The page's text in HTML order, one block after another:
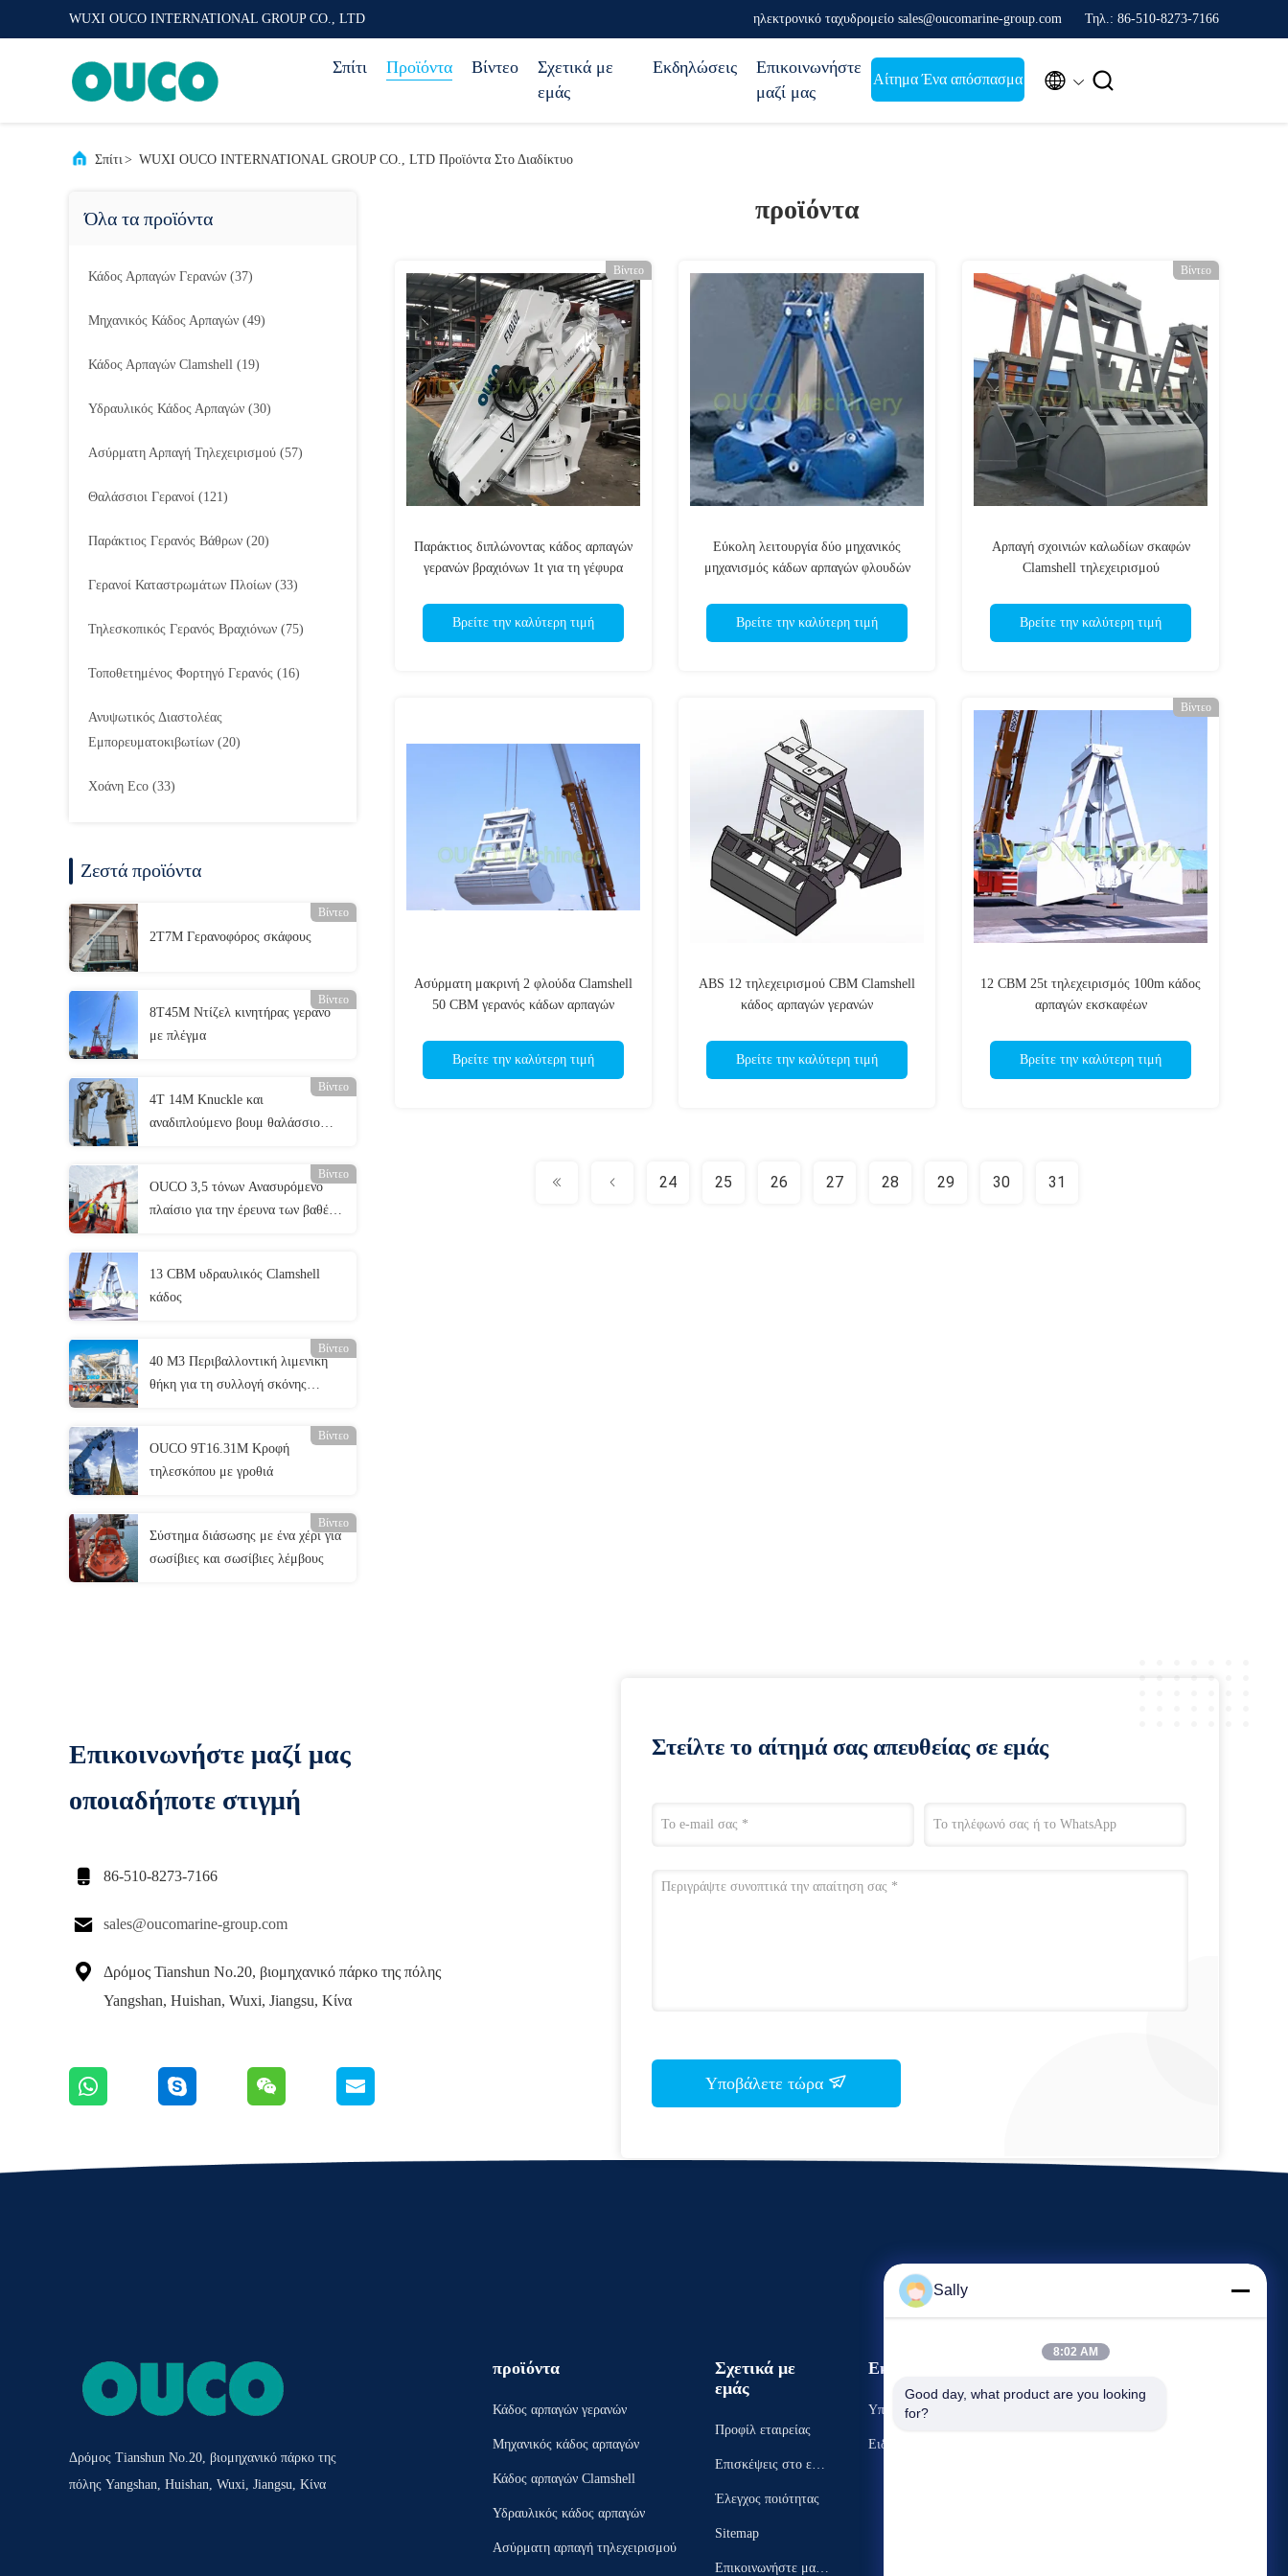
WUXI OUCO INTERNATIONAL GROUP CO., LTD ηλεκτρονικό ταχυδρομείο sales@oucomarine-group.com Τηλ.: 86-510-8273-7166
Σπίτι Προϊόντα Βίντεο
Σχετικά με
εμάς
Εκδηλώσεις
Επικοινωνήστε
μαζί μας
Αίτημα Ένα απόσπασμα  
Σπίτι> WUXI OUCO INTERNATIONAL GROUP CO., LTD Προϊόντα Στο Διαδίκτυο
Όλα τα προϊόντα
Κάδος Αρπαγών Γερανών (37)
Μηχανικός Κάδος Αρπαγών (49)
Κάδος Αρπαγών Clamshell (19)
Υδραυλικός Κάδος Αρπαγών (30)
Ασύρματη Αρπαγή Τηλεχειρισμού (57)
Θαλάσσιοι Γερανοί (121)
Παράκτιος Γερανός Βάθρων (20)
Γερανοί Καταστρωμάτων Πλοίων (33)
Τηλεσκοπικός Γερανός Βραχιόνων (75)
Τοποθετημένος Φορτηγό Γερανός (16)
Ανυψωτικός Διαστολέας
Εμπορευματοκιβωτίων (20)
Χοάνη Eco (33)
Ζεστά προϊόντα
Βίντεο
2T7M Γερανοφόρος σκάφους
Βίντεο
8T45M Ντίζελ κινητήρας γερανό
με πλέγμα
Βίντεο
4T 14M Knuckle και
αναδιπλούμενο βουμ θαλάσσιο
Βίντεο
OUCO 3,5 τόνων Ανασυρόμενο
πλαίσιο για την έρευνα των βαθέων
13 CBM υδραυλικός Clamshell
κάδος
Βίντεο
40 M3 Περιβαλλοντική λιμενική
θήκη για τη συλλογή σκόνης
Βίντεο
OUCO 9T16.31M Κροφή
τηλεσκόπου με γροθιά
Βίντεο
Σύστημα διάσωσης με ένα χέρι για
σωσίβιες και σωσίβιες λέμβους
προϊόντα
Βίντεο
Παράκτιος διπλώνοντας κάδος αρπαγών
γερανών βραχιόνων 1t για τη γέφυρα
Βρείτε την καλύτερη τιμή
Εύκολη λειτουργία δύο μηχανικός
μηχανισμός κάδων αρπαγών φλουδών
Βρείτε την καλύτερη τιμή
Βίντεο
Αρπαγή σχοινιών καλωδίων σκαφών
Clamshell τηλεχειρισμού
Βρείτε την καλύτερη τιμή
Ασύρματη μακρινή 2 φλούδα Clamshell
50 CBM γερανός κάδων αρπαγών
Βρείτε την καλύτερη τιμή
ABS 12 τηλεχειρισμού CBM Clamshell
κάδος αρπαγών γερανών
Βρείτε την καλύτερη τιμή
Βίντεο
12 CBM 25t τηλεχειρισμός 100m κάδος
αρπαγών εκσκαφέων
Βρείτε την καλύτερη τιμή
24 25 26 27 28 29 30 31
Επικοινωνήστε μαζί μας
οποιαδήποτε στιγμή
 86-510-8273-7166
 sales@oucomarine-group.com

Δρόμος Tianshun No.20, βιομηχανικό πάρκο της πόλης
Yangshan, Huishan, Wuxi, Jiangsu, Κίνα
Στείλτε το αίτημά σας απευθείας σε εμάς
Υποβάλετε τώρα
Δρόμος Tianshun No.20, βιομηχανικό πάρκο της
πόλης Yangshan, Huishan, Wuxi, Jiangsu, Κίνα
προϊόντα
Κάδος αρπαγών γερανών
Μηχανικός κάδος αρπαγών
Κάδος αρπαγών Clamshell
Υδραυλικός κάδος αρπαγών
Ασύρματη αρπαγή τηλεχειρισμού
Σχετικά με
εμάς
Προφίλ εταιρείας
Επισκέψεις στο εργ
Έλεγχος ποιότητας
Sitemap
Επικοινωνήστε μαζί
Εκδηλώσεις
Υποθέσεις
Ειδήσεις
Sally
8:02 AM
Good day, what product are you looking
for?